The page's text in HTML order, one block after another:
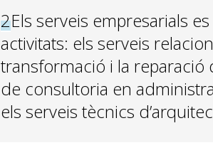
2Els serveis empresarials
activitats: els serveis
transformació i la reparació
de consultoria en
els serveis tècnics